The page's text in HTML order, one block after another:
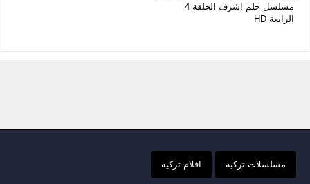
مسلسل حلم اشرف الحلقة 4
الرابعة HD
مسلسلات تركية افلام تركية